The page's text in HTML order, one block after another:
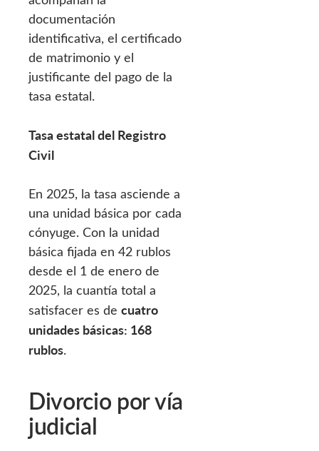
documentación
identificativa, el certificado
de matrimonio y el
justificante del pago de la
tasa estatal.
Tasa estatal del Registro
Civil
En 2025, la tasa asciende a
una unidad básica por cada
cónyuge. Con la unidad
básica fijada en 42 rublos
desde el 1 de enero de
2025, la cuantía total a
satisfacer es de cuatro
unidades básicas: 168
rublos.
Divorcio por vía
judicial